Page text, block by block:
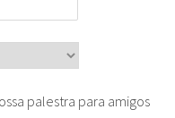
palestra para amigos